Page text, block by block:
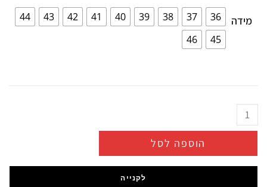
מידה 36
37
38
39
40
41
42
43
44
45
46
הוספה לסל
לקנייה